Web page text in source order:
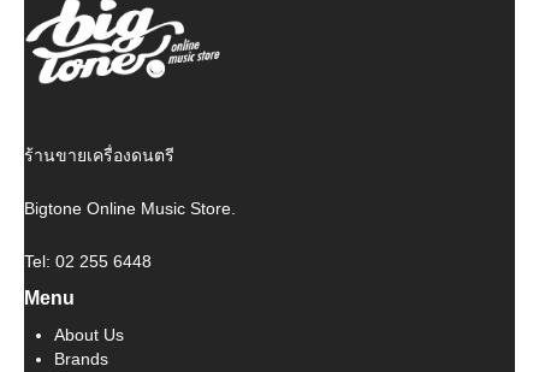
ร้านขายเครื่องดนตรี
Bigtone Online Music Store.
Tel: 02 255 6448
Menu
About Us
Brands